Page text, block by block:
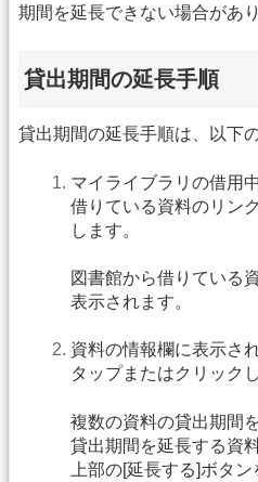
期間を延長できない場合があり
貸出期間の延長手順
貸出期間の延長手順は、以下
マイライブラリの借用
借りている資料のリン
します。
図書館から借りている
表示されます。
資料の情報欄に表示さ
タップまたはクリック
複数の資料の貸出期間
貸出期間を延長する資
上部の[延長する]ボタ